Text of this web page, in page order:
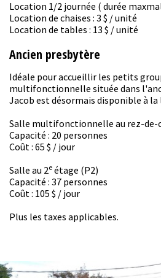
Location 1/2 journée ( durée
Location de chaises : 3 $ / unité
Location de tables : 13 $ / unité
Ancien presbytère
Idéale pour accueillir les petits
multifonctionnelle située dans
Jacob est désormais disponible à
Salle multifonctionnelle au rez-de-
Capacité : 20 personnes
Coût : 65 $ / jour
Salle au 2e étage (P2)
Capacité : 37 personnes
Coût : 105 $ / jour
Plus les taxes applicables.